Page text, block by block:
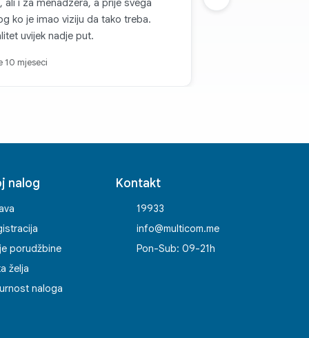
ali i za menadzera, a prije svega
ko je imao viziju da tako treba.
uvijek nadje put.
10 mjeseci
nalog
porudžbine
želja
naloga
Kontakt
19933
info@multicom.me
Pon-Sub: 09-21h